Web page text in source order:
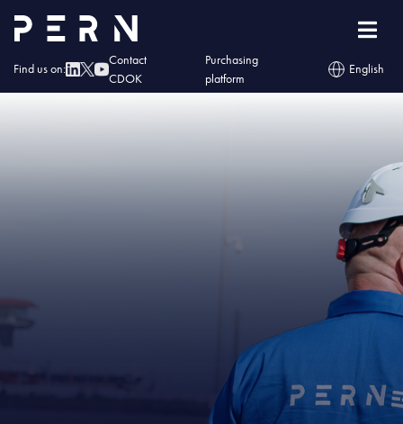
Find us on:
Contact
CDOK
Purchasing
platform
English
Home »About us» 201103_korzysci_BG-2048×1070